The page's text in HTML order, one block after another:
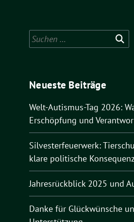
Suchen
nach:
Neueste Beiträge
Welt-Autismus-Tag 2026:
Erschöpfung und
Silvesterfeuerwerk:
klare politische
Jahresrückblick 2025 und
Danke für Glückwünsche